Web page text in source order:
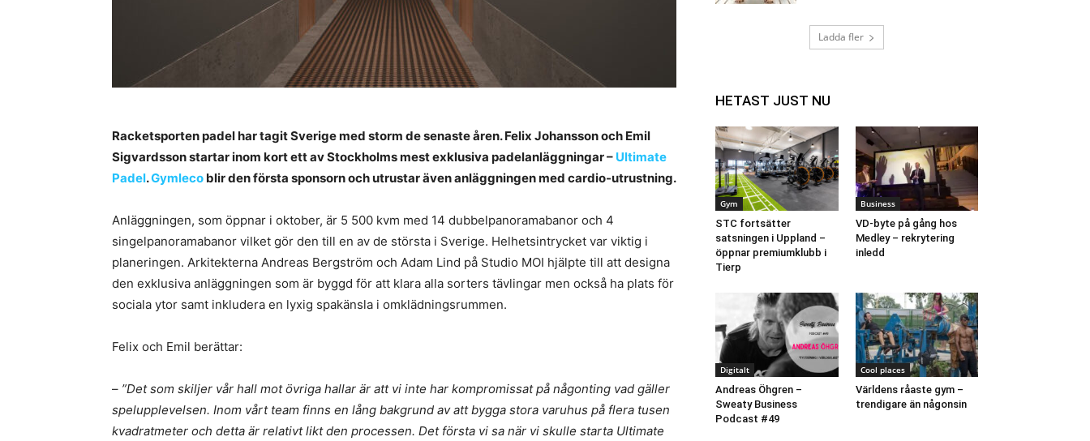
Racketsporten padel har tagit Sverige med storm de senaste åren. Felix Johansson och Emil
Sigvardsson startar inom kort ett av Stockholms mest exklusiva padelanläggningar – Ultimate
Padel.Gymleco blir den första sponsorn och utrustar även anläggningen med cardio-utrustning.
Anläggningen, som öppnar i oktober, är 5 500 kvm med 14 dubbelpanoramabanor och 4
singelpanoramabanor vilket gör den till en av de största i Sverige. Helhetsintrycket var viktig i
planeringen. Arkitekterna Andreas Bergström och Adam Lind på Studio MOI hjälpte till att designa
den exklusiva anläggningen som är byggd för att klara alla sorters tävlingar men också ha plats för
sociala ytor samt inkludera en lyxig spakänsla i omklädningsrummen.
Felix och Emil berättar:
– ”Det som skiljer vår hall mot övriga hallar är att vi inte har kompromissat på någonting vad gäller
spelupplevelsen. Inom vårt team finns en lång bakgrund av att bygga stora varuhus på flera tusen
kvadratmeter och detta är relativt likt den processen. Det första vi sa när vi skulle starta Ultimate
Ladda fler
HETAST JUST NU
Gym
STC fortsätter
satsningen i Uppland –
öppnar premiumklubb i
Tierp
Business
VD-byte på gång hos
Medley – rekrytering
inledd
Digitalt
Andreas Öhgren –
Sweaty Business
Podcast #49
Cool places
Världens råaste gym –
trendigare än någonsin